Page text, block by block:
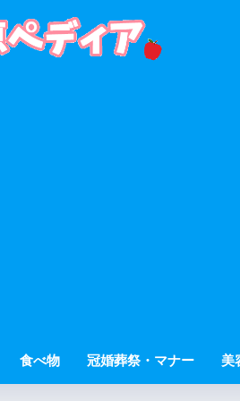
食べ物 冠婚葬祭・マナー 美